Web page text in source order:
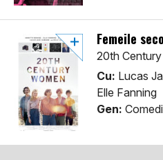
Femeile
20th
Cu: Lucas
Elle Fanning
Gen: